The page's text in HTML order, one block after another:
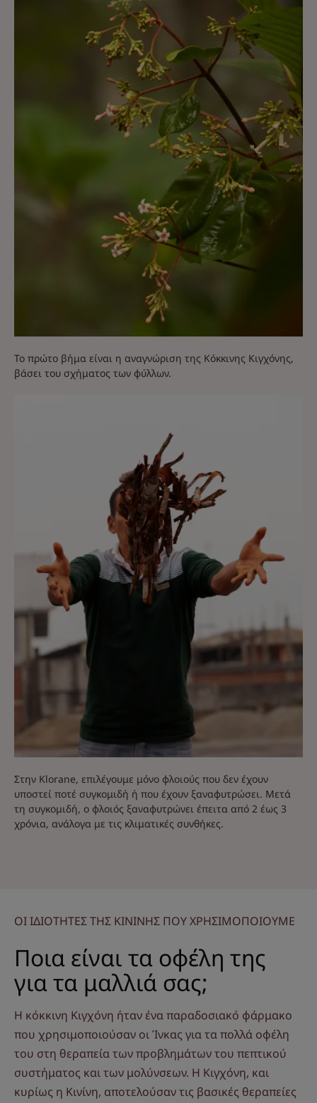
Το πρώτο βήμα είναι η αναγνώριση της Κόκκινης Κιγχόνης,
βάσει του σχήματος των φύλλων.
Στην Klorane, επιλέγουμε μόνο φλοιούς που δεν έχουν
υποστεί ποτέ συγκομιδή ή που έχουν ξαναφυτρώσει. Μετά
τη συγκομιδή, ο φλοιός ξαναφυτρώνει έπειτα από 2 έως 3
χρόνια, ανάλογα με τις κλιματικές συνθήκες.
ΟΙ ΙΔΙΟΤΗΤΕΣ ΤΗΣ ΚΙΝΙΝΗΣ ΠΟΥ ΧΡΗΣΙΜΟΠΟΙΟΥΜΕ
Ποια είναι τα οφέλη της
για τα μαλλιά σας;
Η κόκκινη Κιγχόνη ήταν ένα παραδοσιακό φάρμακο
που χρησιμοποιούσαν οι Ίνκας για τα πολλά οφέλη
του στη θεραπεία των προβλημάτων του πεπτικού
συστήματος και των μολύνσεων. Η Κιγχόνη, και
κυρίως η Κινίνη, αποτελούσαν τις βασικές θεραπείες